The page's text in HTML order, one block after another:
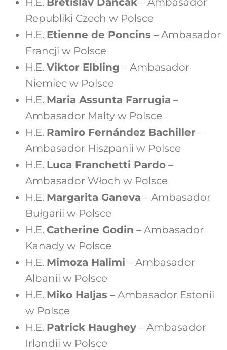
Republiki Czech w Polsce
H.E. Etienne de Poncins – Ambasador
Francji w Polsce
H.E. Viktor Elbling – Ambasador
Niemiec w Polsce
H.E. Maria Assunta Farrugia –
Ambasador Malty w Polsce
H.E. Ramiro Fernández Bachiller ​ –
Ambasador Hiszpanii w Polsce
H.E. Luca Franchetti Pardo–
Ambasador Włoch w Polsce
H.E. Margarita Ganeva – Ambasador
Bułgarii w Polsce
H.E. Catherine Godin – Ambasador
Kanady w Polsce
H.E. Mimoza Halimi – Ambasador
Albanii w Polsce
H.E. Miko Haljas – Ambasador Estonii
w Polsce
H.E. Patrick Haughey– Ambasador
Irlandii w Polsce